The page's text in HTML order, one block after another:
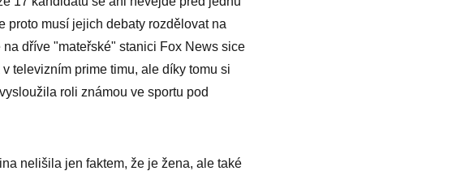
proto musí jejich debaty rozdělovat na
dříve "mateřské" stanici Fox News sice
televizním prime timu, ale díky tomu si
roli známou ve sportu pod
nelišila jen faktem, že je žena, ale také